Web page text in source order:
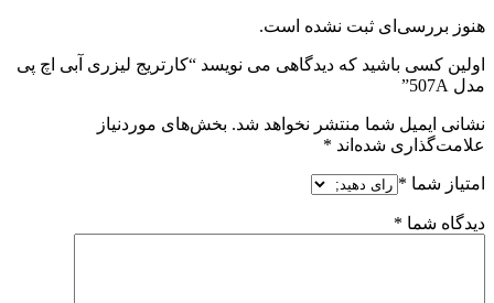
هنوز بررسی‌ای ثبت نشده است.
اولین کسی باشید که دیدگاهی می نویسد “کارتریج لیزری آبی اچ پی
مدل 507A”
نشانی ایمیل شما منتشر نخواهد شد. بخش‌های موردنیاز
علامت‌گذاری شده‌اند *
امتیاز شما *
دیدگاه شما *